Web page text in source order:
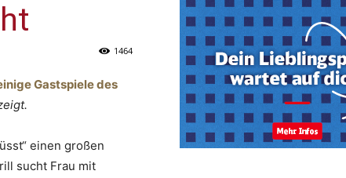
1464
Gastspiele des
einen großen
sucht Frau mit